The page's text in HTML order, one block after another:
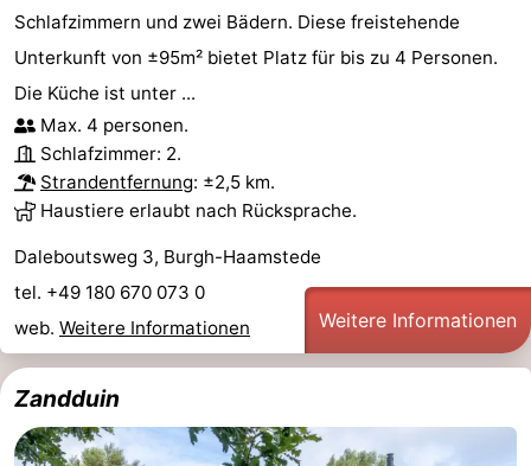
Schlafzimmern und zwei Bädern. Diese freistehende
Unterkunft von ±95m² bietet Platz für bis zu 4 Personen.
Die Küche ist unter ...
Max. 4 personen.
Schlafzimmer: 2.
Strandentfernung: ±2,5 km.
Haustiere erlaubt nach Rücksprache.
Daleboutsweg 3, Burgh-Haamstede
tel. +49 180 670 073 0
web. Weitere Informationen Weitere Informationen
Zandduin